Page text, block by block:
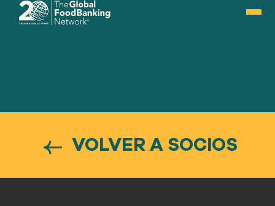
Nuestro
VOLVER A SOCIOS